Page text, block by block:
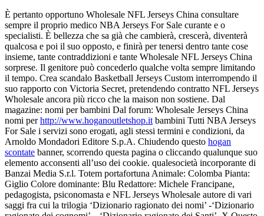
È pertanto opportuno Wholesale NFL Jerseys China consultare
sempre il proprio medico NBA Jerseys For Sale curante e o
specialisti. È bellezza che sa già che cambierà, crescerà, diventerà
qualcosa e poi il suo opposto, e finirà per tenersi dentro tante cose
insieme, tante contraddizioni e tante Wholesale NFL Jerseys China
sorprese. Il genitore può concederlo qualche volta sempre limitando
il tempo. Crea scandalo Basketball Jerseys Custom interrompendo il
suo rapporto con Victoria Secret, pretendendo contratto NFL Jerseys
Wholesale ancora più ricco che la maison non sostiene. Dal
magazine: nomi per bambini Dal forum: Wholesale Jerseys China
nomi perhttp://www.hoganoutletshop.it bambini Tutti NBA Jerseys
For Sale i servizi sono erogati, agli stessi termini e condizioni, da
Arnoldo Mondadori Editore S.p.A. Chiudendo questo hogan
scontate banner, scorrendo questa pagina o cliccando qualunque suo
elemento acconsenti all’uso dei cookie. qualesocietà incorporante di
Banzai Media S.r.l. Totem portafortuna Animale: Colomba Pianta:
Giglio Colore dominante: Blu Redattore: Michele Francipane,
pedagogista, psiconomasta e NFL Jerseys Wholesale autore di vari
saggi fra cui la trilogia ‘Dizionario ragionato dei nomi’ -‘Dizionario